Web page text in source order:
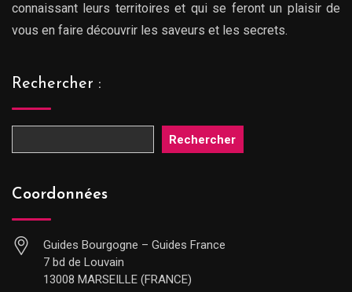
connaissant leurs territoires et qui se feront un plaisir de
vous en faire découvrir les saveurs et les secrets.
Rechercher :
Rechercher
Coordonnées
Guides Bourgogne – Guides France
7 bd de Louvain
13008 MARSEILLE (FRANCE)